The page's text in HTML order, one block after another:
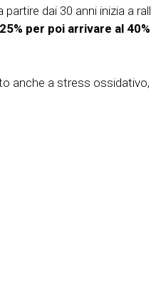
dai 30 anni inizia a
per poi arrivare al
anche a stress ossidativo,